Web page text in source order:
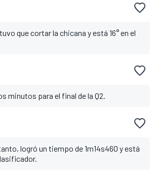
que cortar la chicana y está 16° en el
minutos para el final de la Q2.
logró un tiempo de 1m14s460 y está